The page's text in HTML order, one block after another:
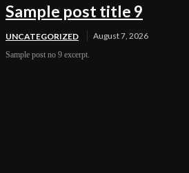
Sample post title 9
UNCATEGORIZED August 7, 2026
Sample post no 9 excerpt.